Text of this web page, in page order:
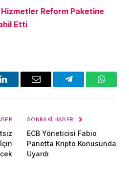
Reform Paketine
Etti
LinkedInE-
Telegram
SONRAKI HABER
ECB Yöneticisi Fabio
Panetta Kripto Konusunda
Uyardı